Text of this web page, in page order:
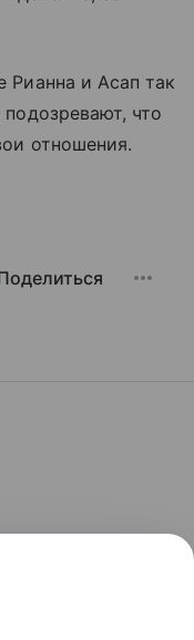
Рианна и Асап так
что
отношения.